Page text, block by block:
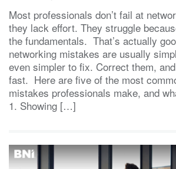
Most professionals don’t fail at
they lack effort. They struggle
the fundamentals. That’s actually
networking mistakes are usually
even simpler to fix. Correct them,
fast. Here are five of the most
mistakes professionals make, and
1. Showing […]